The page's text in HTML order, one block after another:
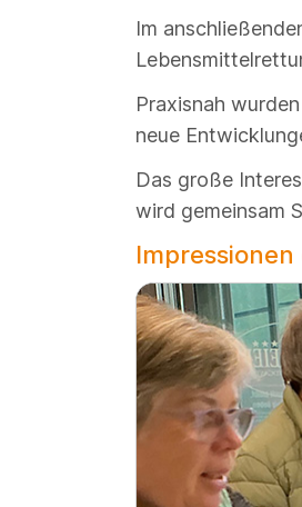
Im
Praxisnah
neue
Das große
wird gemeinsam